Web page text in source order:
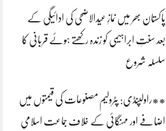
پاکستان بھر میں نمازِ عیدالاضحی کی ادائیگی کے
بعد سنتِ ابراہیمی کو زندہ رکھتے ہوئے قربانی کا
سلسلہ شروع
**راولپنڈی: پٹرولیم مصنوعات کی قیمتوں میں
اضافے اور مہنگائی کے خلاف جماعت اسلامی